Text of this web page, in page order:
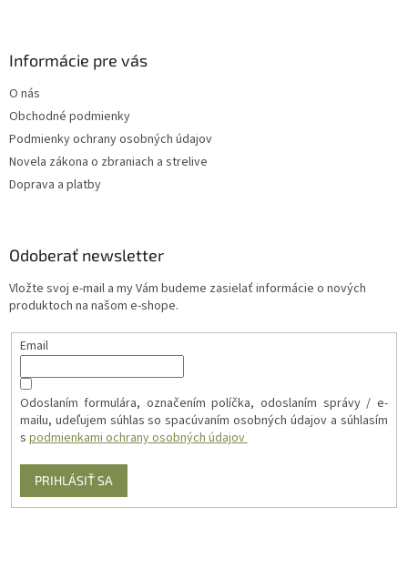
Informácie pre vás
O nás
Obchodné podmienky
Podmienky ochrany osobných údajov
Novela zákona o zbraniach a strelive
Doprava a platby
Odoberať newsletter
Vložte svoj e-mail a my Vám budeme zasielať informácie o nových
produktoch na našom e-shope.
Email
Odoslaním formulára, označením políčka, odoslaním správy / e-
mailu, udeľujem súhlas so spacúvaním osobných údajov a súhlasím
s podmienkami ochrany osobných údajov
PRIHLÁSIŤ SA